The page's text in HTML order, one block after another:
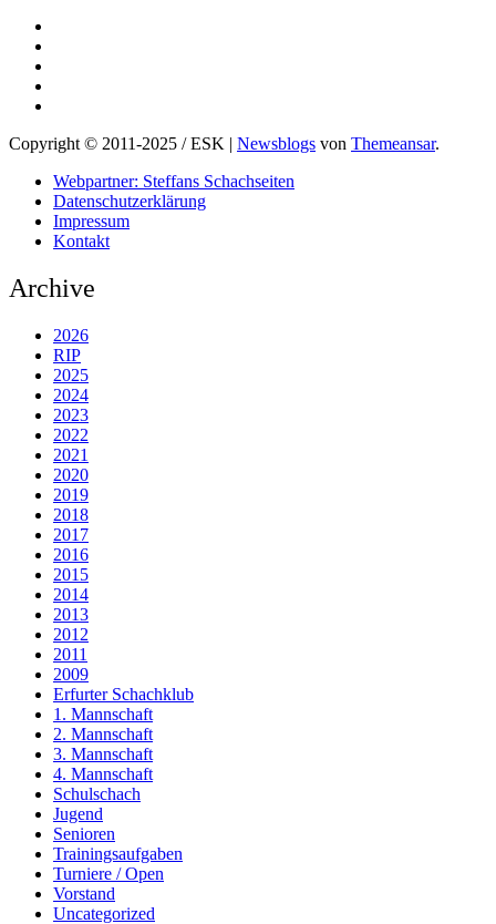
Copyright © 2011-2025 / ESK | Newsblogs von Themeansar.
Webpartner: Steffans Schachseiten
Datenschutzerklärung
Impressum
Kontakt
Archive
2026
RIP
2025
2024
2023
2022
2021
2020
2019
2018
2017
2016
2015
2014
2013
2012
2011
2009
Erfurter Schachklub
1. Mannschaft
2. Mannschaft
3. Mannschaft
4. Mannschaft
Schulschach
Jugend
Senioren
Trainingsaufgaben
Turniere / Open
Vorstand
Uncategorized